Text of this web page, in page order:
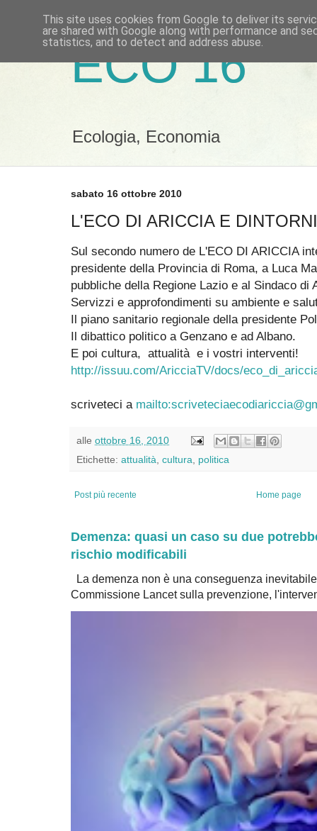
ECO 16
Ecologia, Economia
sabato 16 ottobre 2010
L'ECO DI ARICCIA E
Sul secondo numero de L'ECO DI ARICCIA
presidente della Provincia di Roma, a Luca
pubbliche della Regione Lazio e al Sindaco di
Servizzi e approfondimenti su ambiente e
Il piano sanitario regionale della presidente
Il dibattico politico a Genzano e ad Albano.
E poi cultura, attualità e i vostri interventi!
http://issuu.com/AricciaTV/docs/
scriveteci a
alle ottobre 16, 2010
Etichette: attualità cultura politica
Post più recente Home page
Demenza: quasi un caso su due
rischio modificabili
La demenza non è una conseguenza
Commissione Lancet sulla prevenzione,
This site uses cookies from Google to deliver its
are shared with Google along with performance and
statistics, and to detect and address abuse.